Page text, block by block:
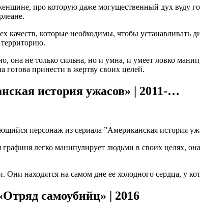
про которую даже могущественный дух вуду
качеств, которые необходимы, чтобы устанавливать
территорию.
она не только сильна, но и умна, и умеет ловко
принести в жертву своих целей.
история ужасов» | 2011-…
персонаж из сериала ”Американская история
графиня легко манипулирует людьми в своих целях,
Они находятся на самом дне ее холодного сердца, у
самоубийц» | 2016